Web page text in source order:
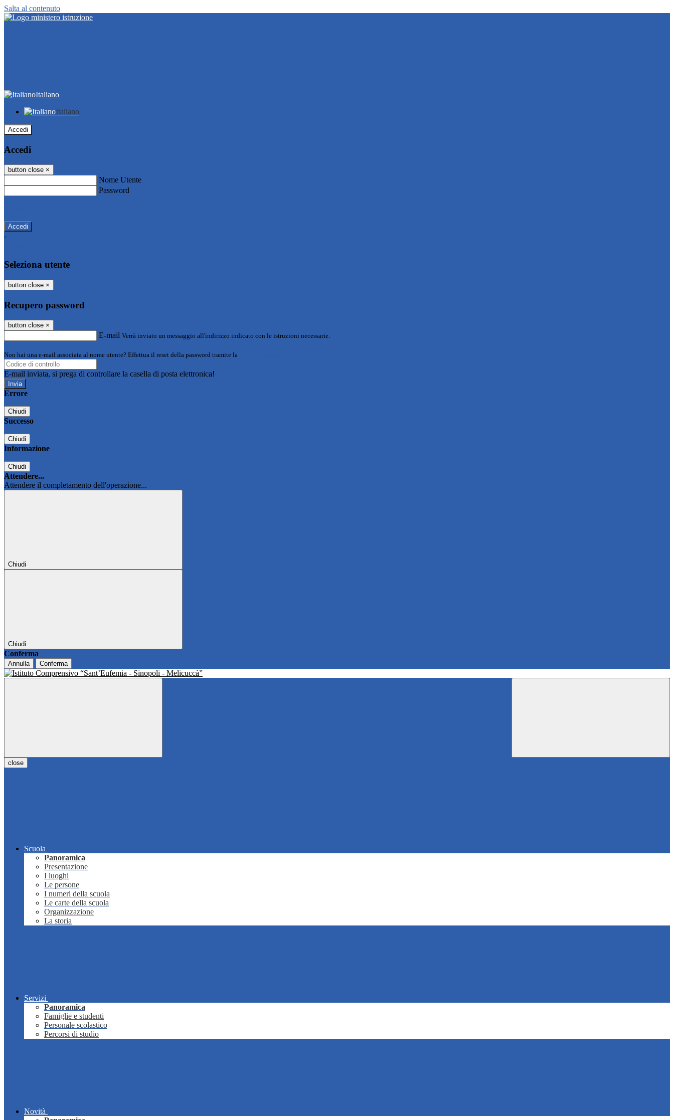
Salta al contenuto
Italiano
Italiano
Accedi
Accedi
button close ×
Nome Utente
Password
-
Seleziona utente
button close ×
Recupero password
button close ×
E-mail Verrà inviato un messaggio all'indirizzo indicato con le istruzioni necessarie.
Non hai una e-mail associata al nome utente? Effettua il reset della password tramite la
E-mail inviata, si prega di controllare la casella di posta elettronica!
Errore
Chiudi
Successo
Chiudi
Informazione
Chiudi
Attendere...
Attendere il completamento dell'operazione...
Chiudi
Chiudi
Conferma
Annulla Conferma
close
Scuola
Panoramica
Presentazione
I luoghi
Le persone
I numeri della scuola
Le carte della scuola
Organizzazione
La storia
Servizi
Panoramica
Famiglie e studenti
Personale scolastico
Percorsi di studio
Novità